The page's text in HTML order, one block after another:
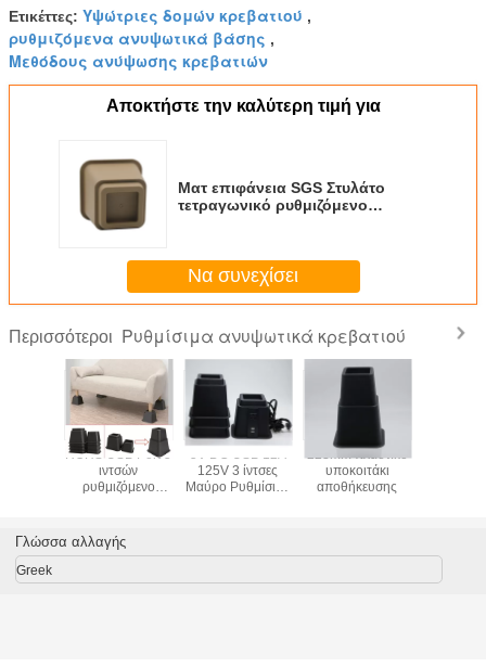
Ετικέττες: Υψώτριες δομών κρεβατιού ,
ρυθμιζόμενα ανυψωτικά βάσης ,
Μεθόδους ανύψωσης κρεβατιών
Αποκτήστε την καλύτερη τιμή για
Ματ επιφάνεια SGS Στυλάτο
τετραγωνικό ρυθμιζόμενο
Να συνεχίσει
Περισσότεροι Ρυθμίσιμα ανυψωτικά κρεβατιού
ROHS USB Port 5
ιντσών
ρυθμιζόμενο
5V DC USB 12A
125V 3 ίντσες
Μαύρο Ρυθμίσιμο
223mm πλαστικό
υποκοιτάκι
αποθήκευσης
Γλώσσα αλλαγής
Greek